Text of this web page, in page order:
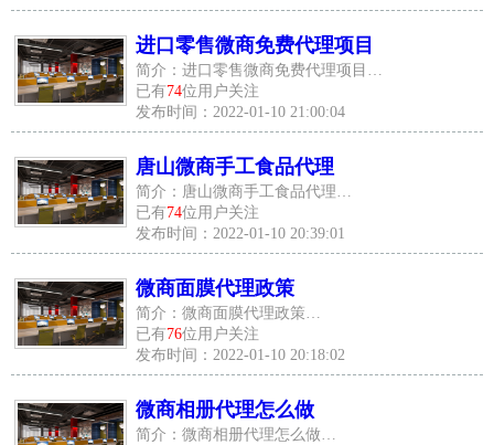
进口零售微商免费代理项目
简介：进口零售微商免费代理项目…
已有74位用户关注
发布时间：2022-01-10 21:00:04
唐山微商手工食品代理
简介：唐山微商手工食品代理…
已有74位用户关注
发布时间：2022-01-10 20:39:01
微商面膜代理政策
简介：微商面膜代理政策…
已有76位用户关注
发布时间：2022-01-10 20:18:02
微商相册代理怎么做
简介：微商相册代理怎么做…